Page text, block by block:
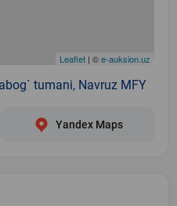
Leaflet | ©e-auksion.uz
tumani, Navruz MFY
Yandex Maps